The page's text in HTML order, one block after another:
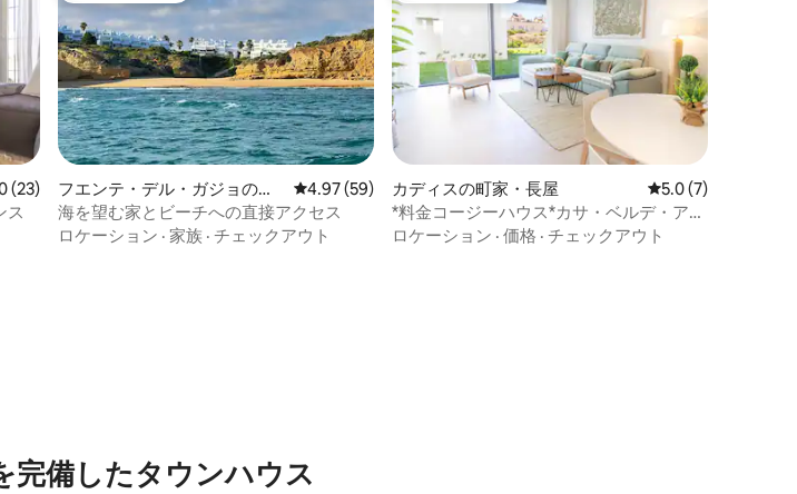
ー23件、5つ星中5.0つ星の平均評価
(23)
ス
フエンテ・デル・ガジョの町
家・長屋
レビュー59件、5つ星中4.97つ星の平均評価
4.97 (59)
海を望む家とビーチへの直接アクセス
ロケーション · 家族 · チェックアウト
カディスの町家・長屋 レビュー7件、5つ
5.0 (7)
*料金コージーハウス*カサ・ベルデ・アグ
ア
ロケーション · 価格 · チェックアウト
完備したタウンハウス